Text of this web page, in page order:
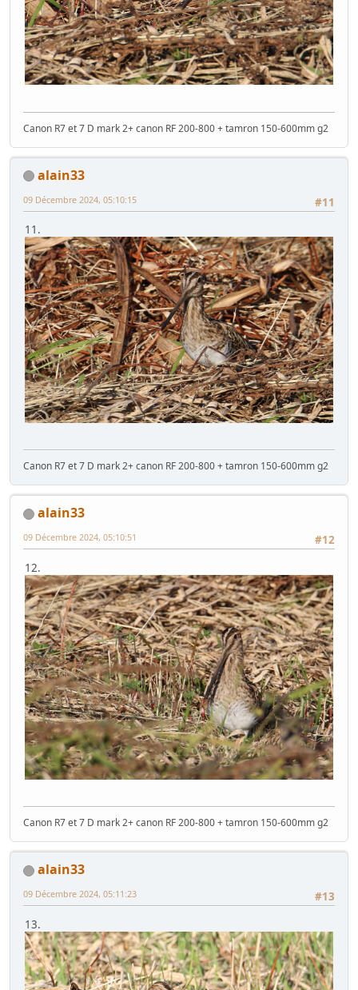
Canon R7 et 7 D mark 2+ canon RF 200-800 + tamron 150-600mm g2
alain33
#11
09 Décembre 2024, 05:10:15
11.
Canon R7 et 7 D mark 2+ canon RF 200-800 + tamron 150-600mm g2
alain33
#12
09 Décembre 2024, 05:10:51
12.
Canon R7 et 7 D mark 2+ canon RF 200-800 + tamron 150-600mm g2
alain33
#13
09 Décembre 2024, 05:11:23
13.